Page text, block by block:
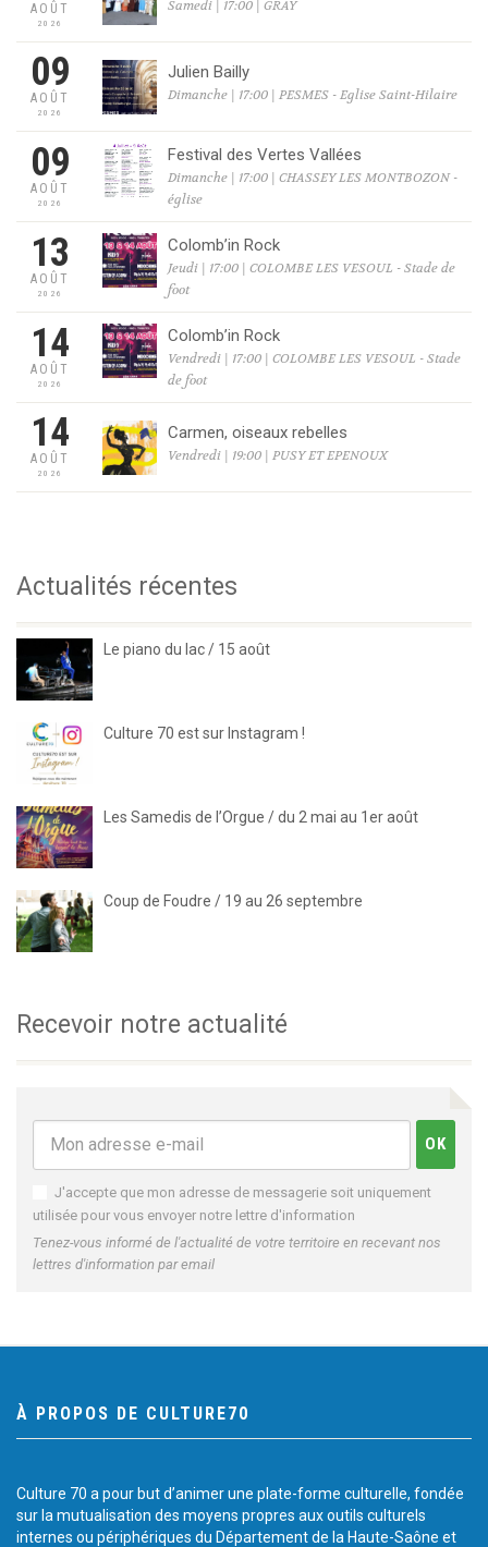
AOÛT
2026
Samedi | 17:00 | GRAY
09
AOÛT
2026
Julien Bailly
Dimanche | 17:00 | PESMES - Eglise Saint-Hilaire
09
AOÛT
2026
Festival des Vertes Vallées
Dimanche | 17:00 | CHASSEY LES MONTBOZON -
église
13
AOÛT
2026
Colomb’in Rock
Jeudi | 17:00 | COLOMBE LES VESOUL - Stade de
foot
14
AOÛT
2026
Colomb’in Rock
Vendredi | 17:00 | COLOMBE LES VESOUL - Stade
de foot
14
AOÛT
2026
Carmen, oiseaux rebelles
Vendredi | 19:00 | PUSY ET EPENOUX
Actualités récentes
Le piano du lac / 15 août
Culture 70 est sur Instagram !
Les Samedis de l’Orgue / du 2 mai au 1er août
Coup de Foudre / 19 au 26 septembre
Recevoir notre actualité
J'accepte que mon adresse de messagerie soit uniquement
utilisée pour vous envoyer notre lettre d'information
Tenez-vous informé de l'actualité de votre territoire en recevant nos
lettres d'information par email
À PROPOS DE CULTURE70
Culture 70 a pour but d’animer une plate-forme culturelle, fondée
sur la mutualisation des moyens propres aux outils culturels
internes ou périphériques du Département de la Haute-Saône et